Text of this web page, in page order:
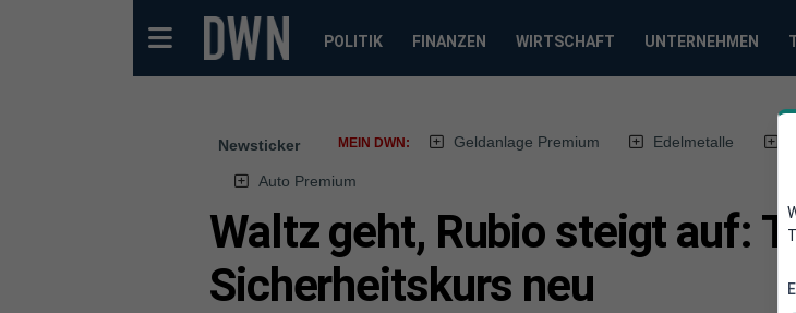
POLITIK FINANZEN WIRTSCHAFT UNTERNEHMEN
Newsticker MEIN DWN: Geldanlage Premium Edelmetalle
Auto Premium
Waltz geht, Rubio steigt auf:
Sicherheitskurs neu